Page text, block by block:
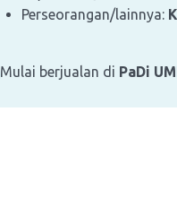
Perseorangan/lainnya:
Mulai berjualan di PaDi